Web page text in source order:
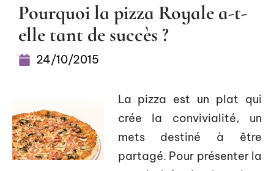
Pourquoi la pizza Royale a-t-
elle tant de succès ?
24/10/2015
La pizza est un plat qui
crée la convivialité, un
mets destiné à être
partagé. Pour présenter la